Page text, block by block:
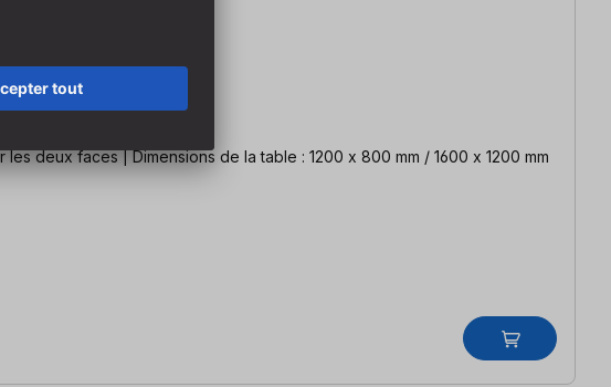
multiplex revêtu de HPL sur les deux faces | Dimensions de la table : 1200 x 800 mm / 1600 x 1200 mm